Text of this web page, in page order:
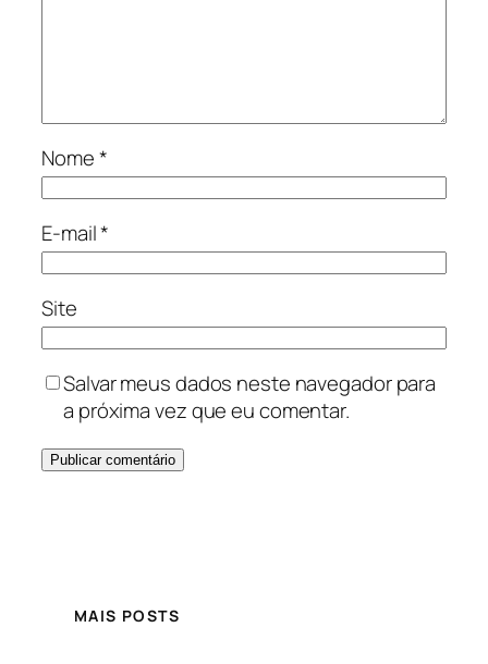
Nome*
E-mail*
Site
Salvar meus dados neste navegador para
a próxima vez que eu comentar.
MAIS POSTS